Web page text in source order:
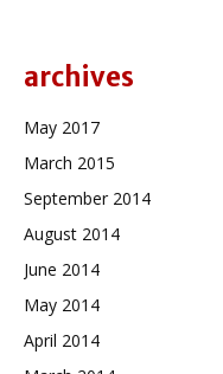
archives
May 2017
March 2015
September 2014
August 2014
June 2014
May 2014
April 2014